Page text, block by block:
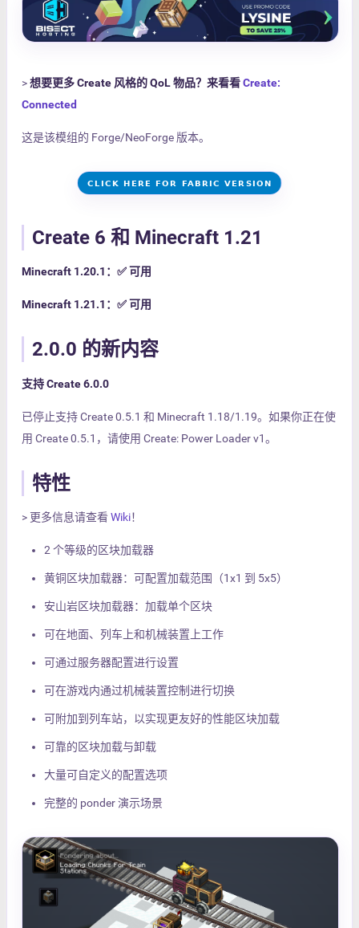
>想要更多 Create 风格的 QoL 物品？来看看Create:
Connected
这是该模组的 Forge/NeoForge 版本。
Create 6 和 Minecraft 1.21
Minecraft 1.20.1：✅ 可用
Minecraft 1.21.1：✅ 可用
2.0.0 的新内容
支持 Create 6.0.0
已停止支持 Create 0.5.1 和 Minecraft 1.18/1.19。如果你正在使
用 Create 0.5.1，请使用 Create: Power Loader v1。
特性
> 更多信息请查看Wiki！
2 个等级的区块加载器
黄铜区块加载器：可配置加载范围（1x1 到 5x5）
安山岩区块加载器：加载单个区块
可在地面、列车上和机械装置上工作
可通过服务器配置进行设置
可在游戏内通过机械装置控制进行切换
可附加到列车站，以实现更友好的性能区块加载
可靠的区块加载与卸载
大量可自定义的配置选项
完整的 ponder 演示场景